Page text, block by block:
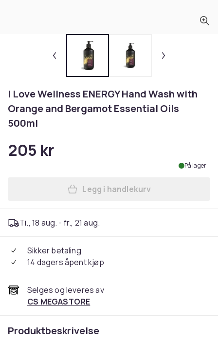
I Love Wellness ENERGY Hand Wash with
Orange and Bergamot Essential Oils
500ml
205 kr
På lager
Legg I Love Wellness
Legg i handlekurv
Ti., 18 aug. - fr., 21 aug.
Sikker betaling
14 dagers åpent kjøp
Selges og leveres av
CS MEGASTORE
Produktbeskrivelse